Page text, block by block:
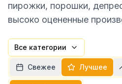
пирожки, порошки,
высоко оцененные
Все категории
Свежее Лучшее